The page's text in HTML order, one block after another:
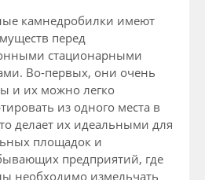
камнедробилки имеют
перед
стационарными
Во-первых, они очень
и их можно легко
из одного места в
делает их идеальными для
площадок и
предприятий, где
необходимо измельчать